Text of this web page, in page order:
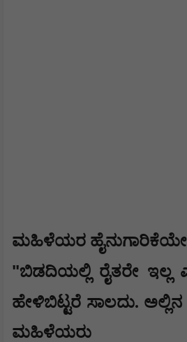
​ಮಹಿಳೆಯರ ಹೈನುಗಾರಿಕೆಯೇ
​"ಬಿಡದಿಯಲ್ಲಿ ರೈತರೇ ಇಲ್ಲ
ಹೇಳಿಬಿಟ್ಟರೆ ಸಾಲದು. ಅಲ್ಲಿನ
ಮಹಿಳೆಯರು